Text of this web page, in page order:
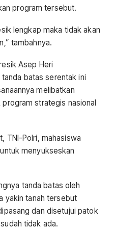
program tersebut.
lengkap maka tidak akan
tambahnya.
Asep Heri
batas serentak ini
melibatkan
strategis nasional
TNI-Polri, mahasiswa
menyukseskan
tanda batas oleh
yakin tanah tersebut
dan disetujui patok
tidak ada.